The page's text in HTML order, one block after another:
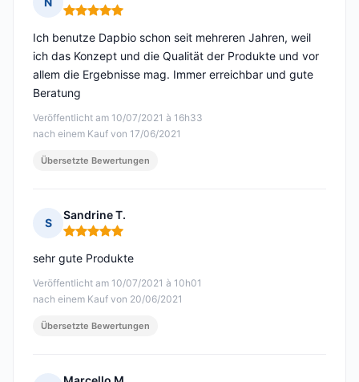
Hinweis: 5 von 5
Veröffentlicht am 10/07/2021 à 16h33
nach einem Kauf von 17/06/2021
Ich benutze Dapbio schon seit mehreren Jahren, weil
ich das Konzept und die Qualität der Produkte und vor
allem die Ergebnisse mag. Immer erreichbar und gute
Beratung
Übersetzte Bewertungen
S
Sandrine T.
Hinweis: 5 von 5
Veröffentlicht am 10/07/2021 à 10h01
nach einem Kauf von 20/06/2021
sehr gute Produkte
Übersetzte Bewertungen